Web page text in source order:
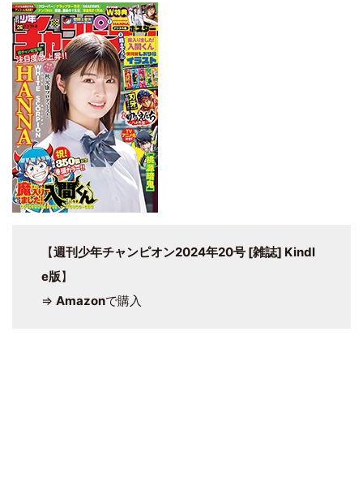
【週刊少年チャンピオン2024年20号 [雑誌] Kindl
e版】
⇒ Amazonで購入